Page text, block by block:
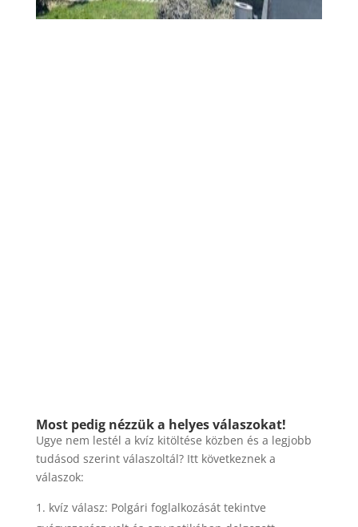
Most pedig nézzük a helyes válaszokat!
Ugye nem lestél a kvíz kitöltése közben és a legjobb
tudásod szerint válaszoltál? Itt következnek a
válaszok:
kvíz válasz: Polgári foglalkozását tekintve